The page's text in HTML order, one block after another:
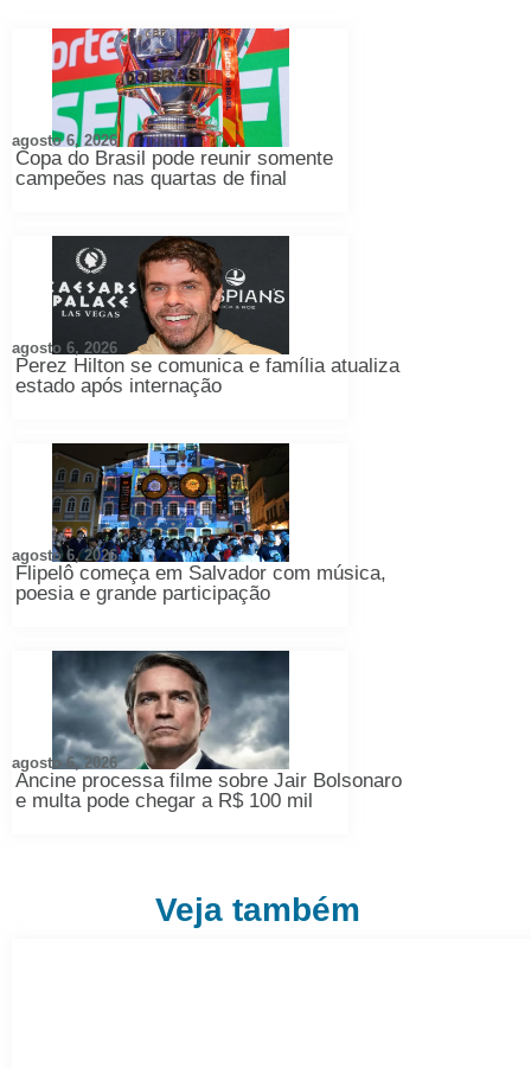
Copa do Brasil pode reunir somente
campeões nas quartas de final
agosto 6, 2026
Perez Hilton se comunica e família atualiza
estado após internação
agosto 6, 2026
Flipelô começa em Salvador com música,
poesia e grande participação
agosto 6, 2026
Ancine processa filme sobre Jair Bolsonaro
e multa pode chegar a R$ 100 mil
agosto 6, 2026
Veja também